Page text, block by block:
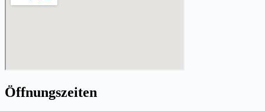
Öffnungszeiten